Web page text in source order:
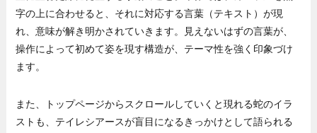
字の上に合わせると、それに対応する言葉（テキスト）が現
れ、意味が解き明かされていきます。見えないはずの言葉が、
操作によって初めて姿を現す構造が、テーマ性を強く印象づけ
ます。
また、トップページからスクロールしていくと現れる蛇のイラ
ストも、テイレシアースが盲目になるきっかけとして語られる